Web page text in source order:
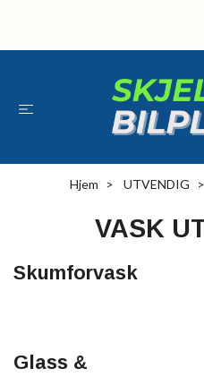
Hjem UTVENDIG
VASK
Skumforvask
Glass &